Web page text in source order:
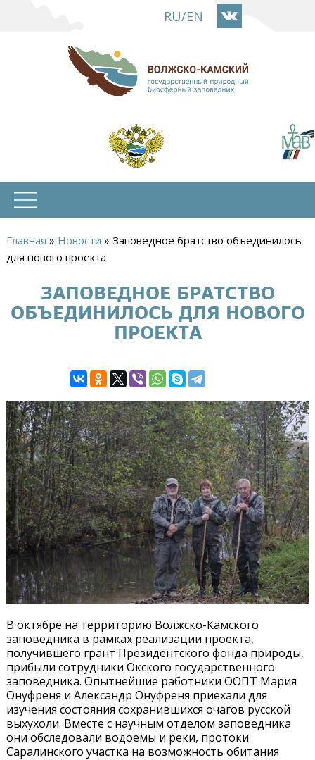
основному
содержанию
RU/EN
Вы
здесь
Главная » Новости » Заповедное братство объединилось
для нового проекта
ЗАПОВЕДНОЕ БРАТСТВО
ОБЪЕДИНИЛОСЬ ДЛЯ НОВОГО
ПРОЕКТА
В октябре на территорию Волжско-Камского
заповедника в рамках реализации проекта,
получившего грант Президентского фонда природы,
прибыли сотрудники Окского государственного
заповедника. Опытнейшие работники ООПТ Мария
Онуфреня и Александр Онуфреня приехали для
изучения состояния сохранившихся очагов русской
выхухоли. Вместе с научным отделом заповедника
они обследовали водоемы и реки, протоки
Саралинского участка на возможность обитания